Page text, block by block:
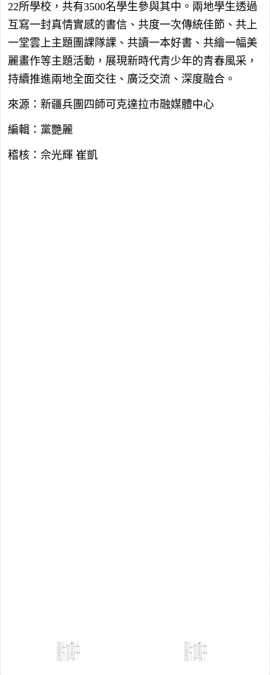
22所學校，共有3500名學生參與其中。兩地學生透過
互寫一封真情實感的書信、共度一次傳統佳節、共上
一堂雲上主題團課隊課、共讀一本好書、共繪一幅美
麗畫作等主題活動，展現新時代青少年的青春風采，
持續推進兩地全面交往、廣泛交流、深度融合。
來源：新疆兵團四師可克達拉市融媒體中心
編輯：黨艷麗
稽核：佘光輝 崔凱